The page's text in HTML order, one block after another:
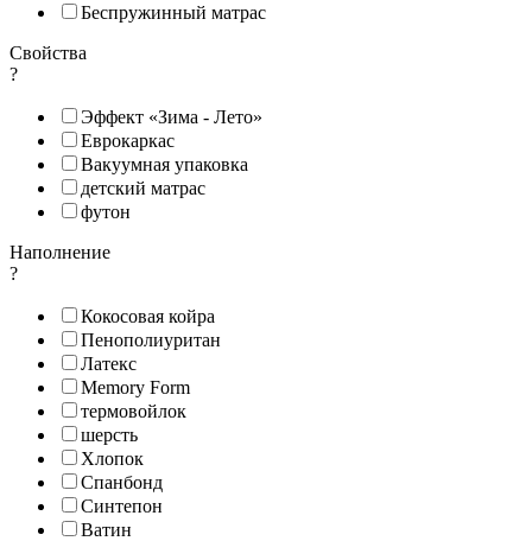
Беспружинный матрас
Свойства
?
Эффект «Зима - Лето»
Еврокаркас
Вакуумная упаковка
детский матрас
футон
Наполнение
?
Кокосовая койра
Пенополиуритан
Латекс
Memory Form
термовойлок
шерсть
Хлопок
Спанбонд
Синтепон
Ватин